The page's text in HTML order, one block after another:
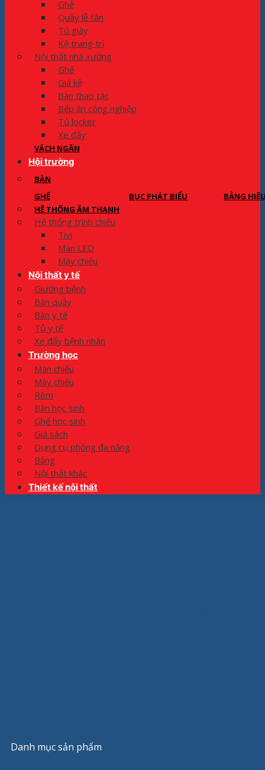
Ghế
Quầy lễ tân
Tủ giày
Kệ trang trí
Nội thất nhà xưởng
Ghế
Giá kệ
Bàn thao tác
Bếp ăn công nghiệp
Tủ locker
Xe đẩy
VÁCH NGĂN
Hội trường
BÀN
GHẾ
BỤC PHÁT BIỂU
BẢNG
HỆ THỐNG ÂM THANH
Hệ thống trình chiếu
Tivi
Màn LED
Máy chiếu
Nội thất y tế
Giường bệnh
Bàn quầy
Bàn y tế
Tủ y tế
Xe đẩy bệnh nhân
Trường học
Màn chiếu
Máy chiếu
Rèm
Bàn học sinh
Ghế học sinh
Giá sách
Dụng cụ phòng đa năng
Bảng
Nội thất khác
Thiết kế nội thất
Danh mục sản phẩm